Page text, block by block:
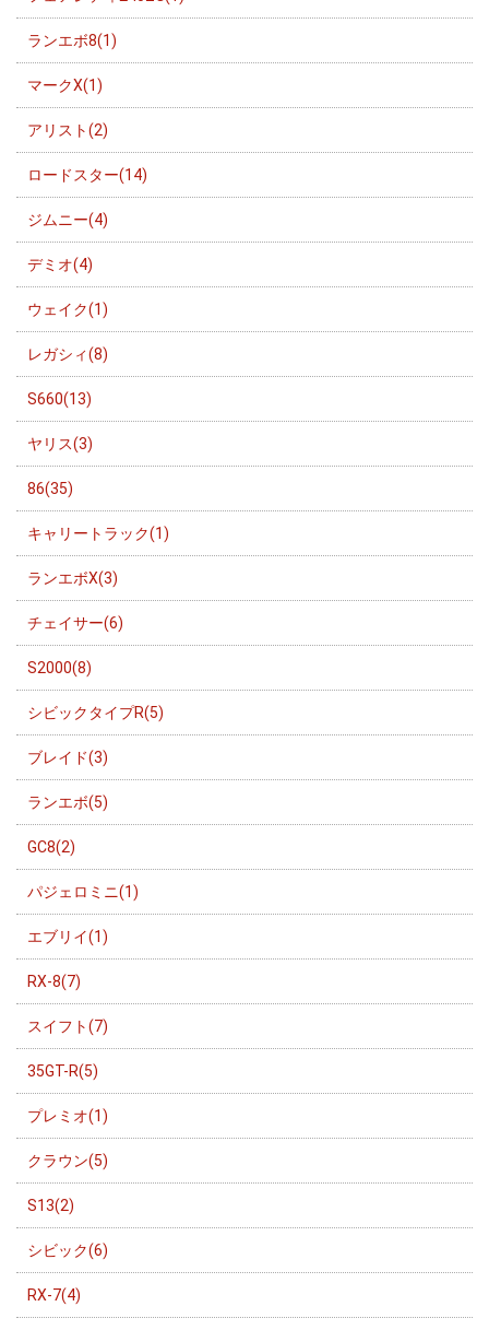
ランエボ8(1)
マークX(1)
アリスト(2)
ロードスター(14)
ジムニー(4)
デミオ(4)
ウェイク(1)
レガシィ(8)
S660(13)
ヤリス(3)
86(35)
キャリートラック(1)
ランエボX(3)
チェイサー(6)
S2000(8)
シビックタイプR(5)
ブレイド(3)
ランエボ(5)
GC8(2)
パジェロミニ(1)
エブリイ(1)
RX-8(7)
スイフト(7)
35GT-R(5)
プレミオ(1)
クラウン(5)
S13(2)
シビック(6)
RX-7(4)